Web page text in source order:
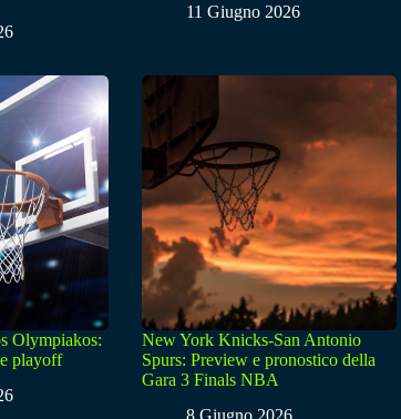
11 Giugno 2026
Olympiakos:
playoff
New York Knicks-San Antonio
Spurs: Preview e pronostico della
Gara 3 Finals NBA